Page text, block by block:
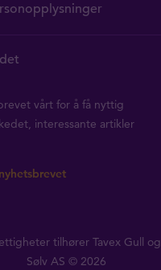
vårt for å få nyttig
interessante artikler
tilhører Tavex Gull og
Sølv AS © 2026